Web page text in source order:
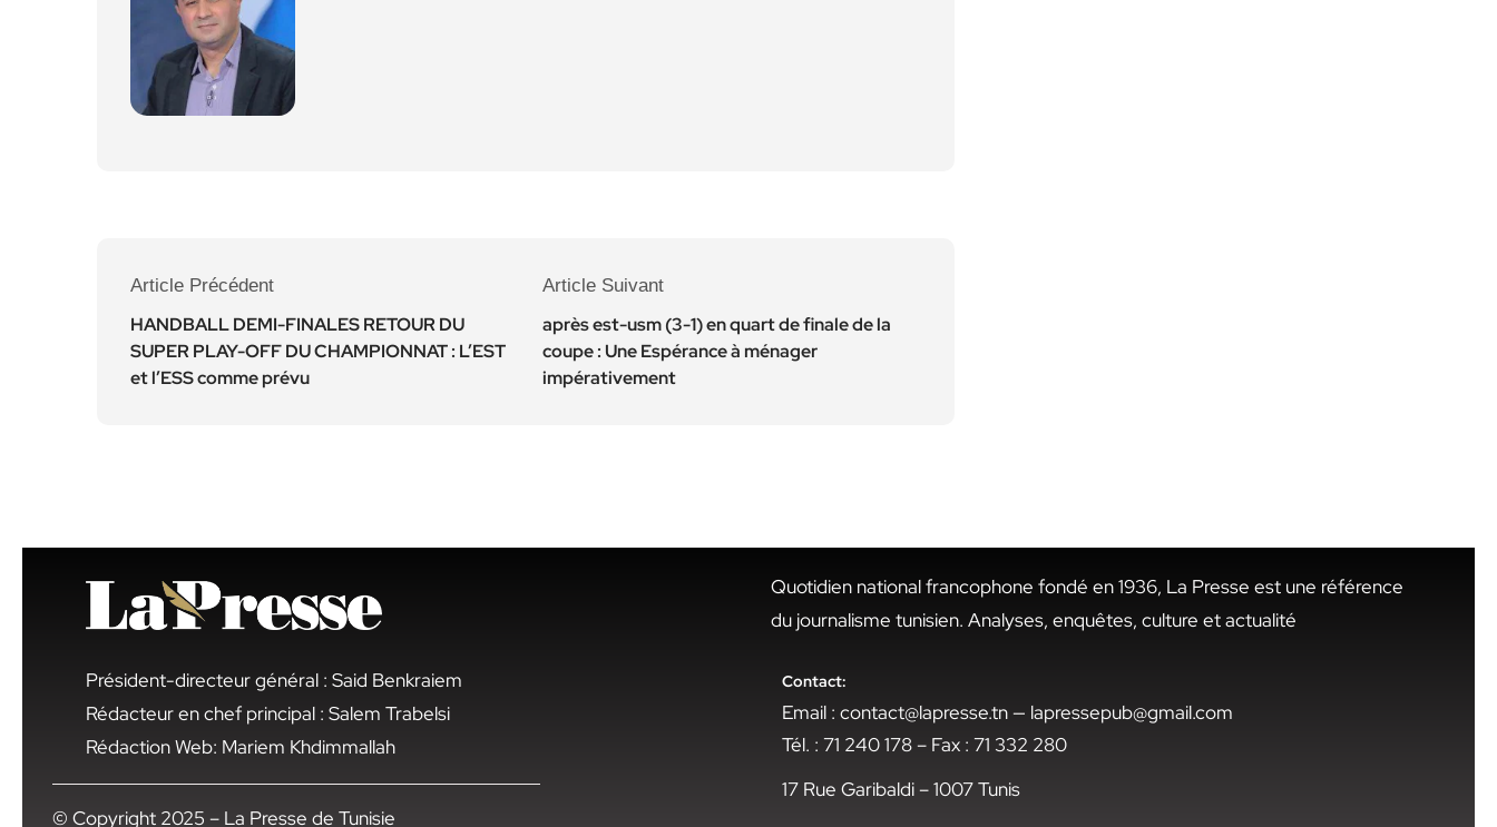
Article Précédent
HANDBALL DEMI-FINALES RETOUR DU
SUPER PLAY-OFF DU CHAMPIONNAT : L’EST
et l’ESS comme prévu
Article Suivant
après est-usm (3-1) en quart de finale de la
coupe : Une Espérance à ménager
impérativement
Président-directeur général : Said Benkraiem
Rédacteur en chef principal : Salem Trabelsi
Rédaction Web: Mariem Khdimmallah
© Copyright 2025 – La Presse de Tunisie
Quotidien national francophone fondé en 1936, La Presse est une référence
du journalisme tunisien. Analyses, enquêtes, culture et actualité
Contact:
Email : contact@lapresse.tn — lapressepub@gmail.com
Tél. : 71 240 178 – Fax : 71 332 280
17 Rue Garibaldi – 1007 Tunis